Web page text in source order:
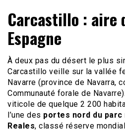
Camping-car
Carcastillo : aire
Espagne
À deux pas du désert le plus
Carcastillo veille sur la vallée
Navarre (province de Navarra,
Communauté forale de
viticole de quelque 2 200
l’une des portes nord du parc
Reales, classé réserve